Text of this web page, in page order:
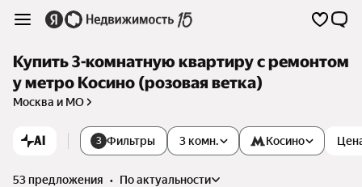
Купить 3-комнатную квартиру с ремонтом
у метро Косино (розовая ветка)
Москва и МО
AI 3 Фильтры 3 комн. Косино
53 предложения •
по актуальности